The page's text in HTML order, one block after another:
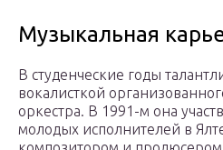
Музыкальная
В студенческие годы
вокалисткой
оркестра. В 1991-м она
молодых исполнителей в